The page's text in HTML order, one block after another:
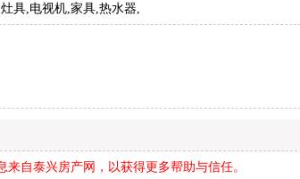
具,电视机,家具,热水器,
来自泰兴房产网，以获得更多帮助与信任。